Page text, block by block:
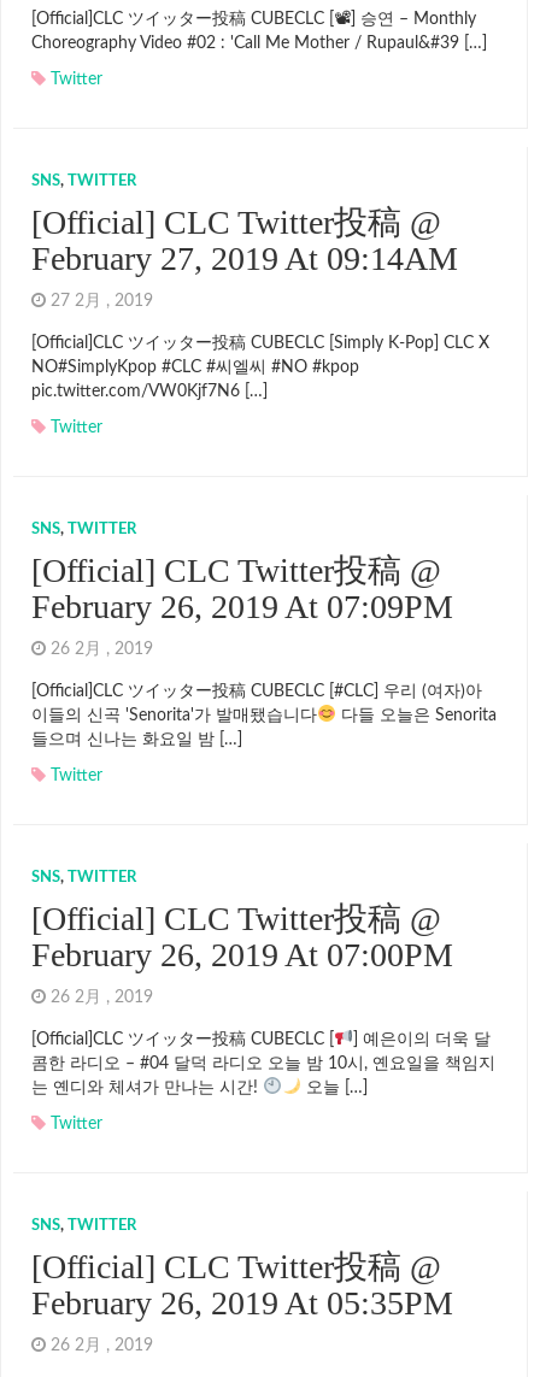
[Official]CLC ツイッター投稿 CUBECLC [📽] 승연 – Monthly
Choreography Video #02 : 'Call Me Mother / Rupaul&#39 […]
Twitter
SNS, TWITTER
[Official] CLC Twitter投稿 @
February 27, 2019 At 09:14AM
27 2月 , 2019
[Official]CLC ツイッター投稿 CUBECLC [Simply K-Pop] CLC X
NO#SimplyKpop #CLC #씨엘씨 #NO #kpop
pic.twitter.com/VW0Kjf7N6 […]
Twitter
SNS, TWITTER
[Official] CLC Twitter投稿 @
February 26, 2019 At 07:09PM
26 2月 , 2019
[Official]CLC ツイッター投稿 CUBECLC [#CLC] 우리 (여자)아
이들의 신곡 'Senorita'가 발매됐습니다
다들 오늘은 Senorita
들으며 신나는 화요일 밤 […]
Twitter
SNS, TWITTER
[Official] CLC Twitter投稿 @
February 26, 2019 At 07:00PM
26 2月 , 2019
[Official]CLC ツイッター投稿 CUBECLC [
] 예은이의 더욱 달
콤한 라디오 – #04 달덕 라디오 오늘 밤 10시, 옌요일을 책임지
는 옌디와 체셔가 만나는 시간!
오늘 […]
Twitter
SNS, TWITTER
[Official] CLC Twitter投稿 @
February 26, 2019 At 05:35PM
26 2月 , 2019